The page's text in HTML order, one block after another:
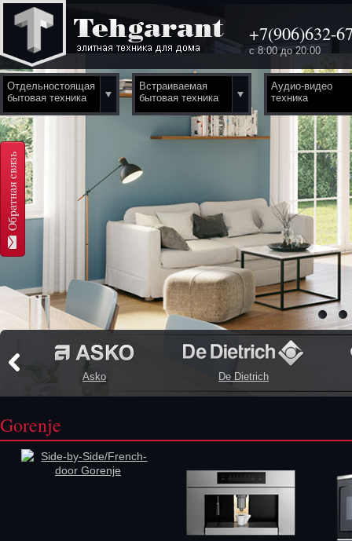
+7(906)632-
с 8:00 до 20:00
Отдельностоящая
бытовая техника
Встраиваемая
бытовая техника
Аудио-видео
техника
Asko De Dietrich
Gorenje
Side-by-Side/French-
door Gorenje